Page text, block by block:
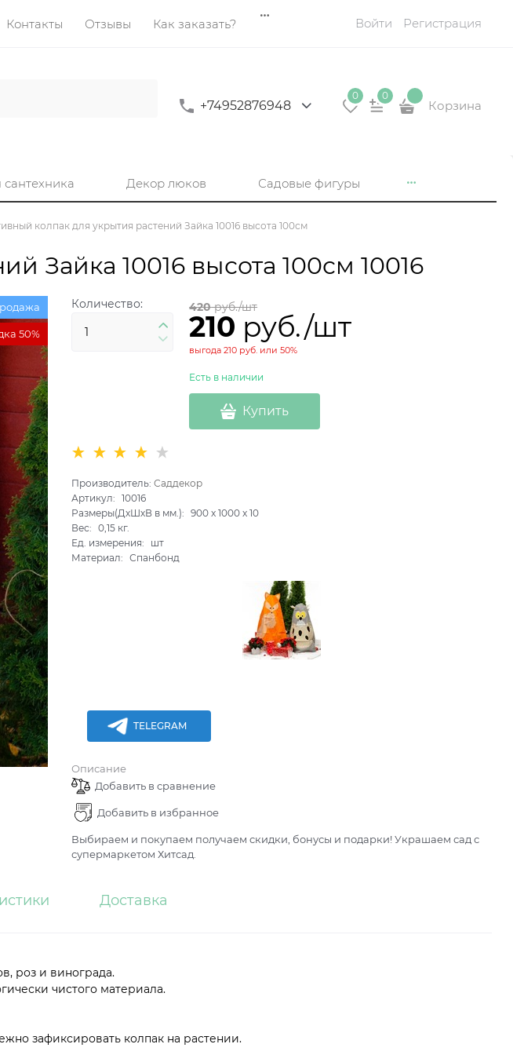
Контакты Отзывы Как заказать? Войти Регистрация
+74952876948
0 0
Корзина
Декор люков Садовые фигуры
колпак для укрытия растений Зайка 10016 высота 100см
Зайка 10016 высота 100см 10016
50%
Количество: 420 руб./шт
210 руб./шт
выгода210 руб. или50%
Есть в наличии
Купить
Производитель:Саддекор
Артикул:
10016
Размеры(ДхШхВ в мм.):
900 x1000 x10
Вес:
0,15 кг.
Ед. измерения:
шт
Материал:
Спанбонд
TELEGRAM
Описание
Добавить в сравнение
Добавить в избранное
Выбираем и покупаем получаем скидки, бонусы и подарки! Украшаем сад с
супермаркетом Хитсад.
Доставка
роз и винограда.
чистого материала.
зафиксировать колпак на растении.